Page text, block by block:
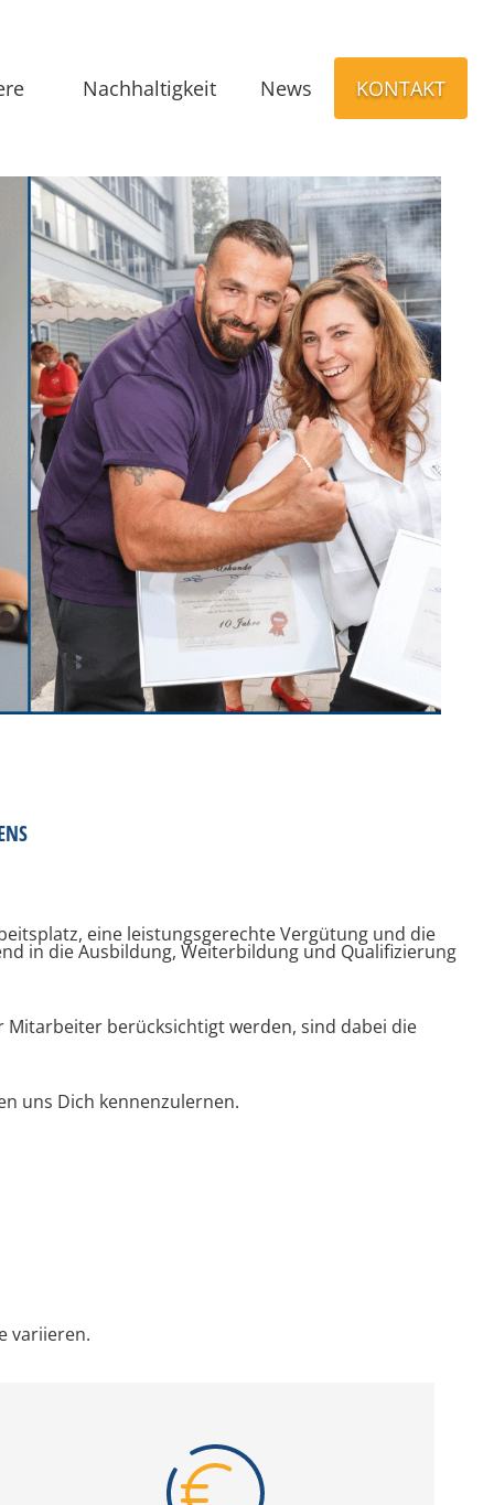
Nachhaltigkeit News KONTAKT
eine leistungsgerechte Vergütung und die
in die Ausbildung, Weiterbildung und Qualifizierung
berücksichtigt werden, sind dabei die
uns Dich kennenzulernen.
variieren.